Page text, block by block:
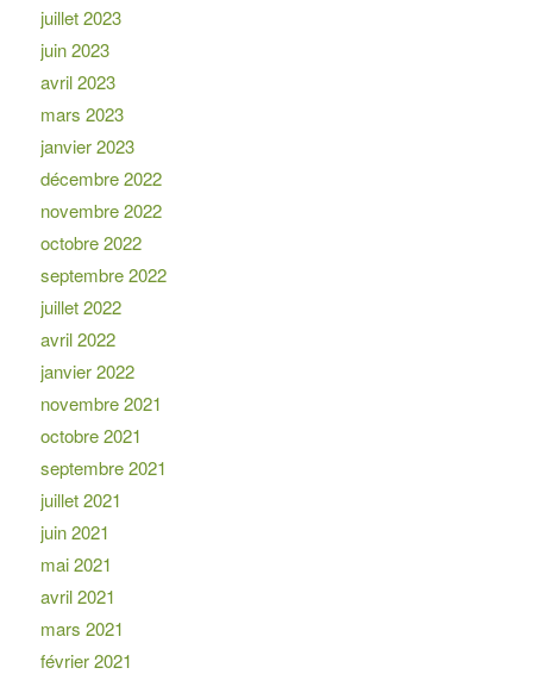
juillet 2023
juin 2023
avril 2023
mars 2023
janvier 2023
décembre 2022
novembre 2022
octobre 2022
septembre 2022
juillet 2022
avril 2022
janvier 2022
novembre 2021
octobre 2021
septembre 2021
juillet 2021
juin 2021
mai 2021
avril 2021
mars 2021
février 2021